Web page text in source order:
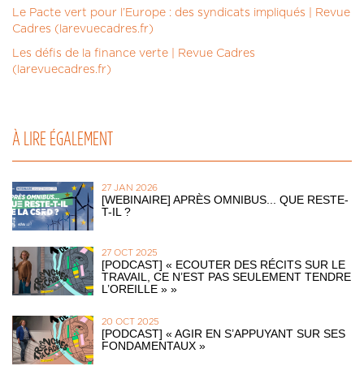
Le Pacte vert pour l’Europe : des syndicats impliqués | Revue
Cadres (larevuecadres.fr)
Les défis de la finance verte | Revue Cadres
(larevuecadres.fr)
À LIRE ÉGALEMENT
27 JAN 2026
[WEBINAIRE] APRÈS OMNIBUS... QUE RESTE-
T-IL ?
27 OCT 2025
[PODCAST] « ECOUTER DES RÉCITS SUR LE
TRAVAIL, CE N’EST PAS SEULEMENT TENDRE
L’OREILLE » »
20 OCT 2025
[PODCAST] « AGIR EN S’APPUYANT SUR SES
FONDAMENTAUX »